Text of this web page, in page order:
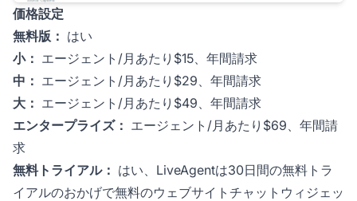
価格設定
無料版： はい
小： エージェント/月あたり$15、年間請求
中： エージェント/月あたり$29、年間請求
大： エージェント/月あたり$49、年間請求
エンタープライズ： エージェント/月あたり$69、年間請
求
無料トライアル： はい、LiveAgentは30日間の無料トラ
イアルのおかげで無料のウェブサイトチャットウィジェッ